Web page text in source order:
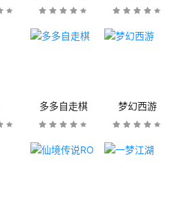
多多自走棋 梦幻西游